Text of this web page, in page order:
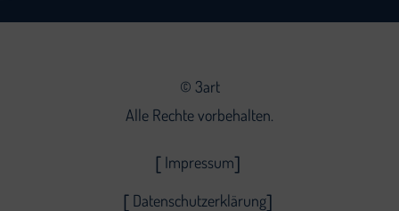
© 3art
Alle Rechte vorbehalten.
Impressum
Datenschutzerklärung